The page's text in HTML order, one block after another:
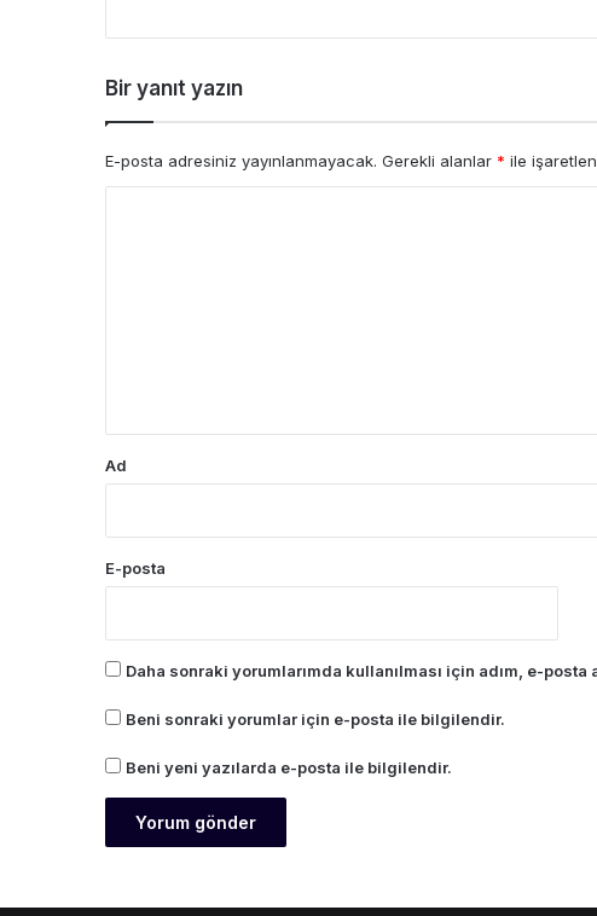
Bir yanıt yazın
E-posta adresiniz yayınlanmayacak. Gerekli alanlar * ile
Ad
E-posta
Daha sonraki yorumlarımda kullanılması için adım, e-
Beni sonraki yorumlar için e-posta ile bilgilendir.
Beni yeni yazılarda e-posta ile bilgilendir.